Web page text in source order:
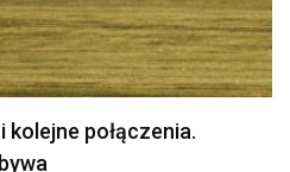
stajnię w